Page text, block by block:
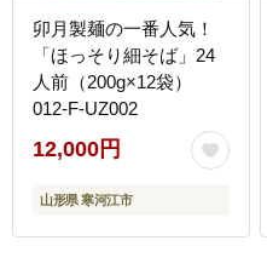
卯月製麺の一番人気！
「ほっそり細そば」24
人前（200g×12袋）
012-F-UZ002
12,000円
山形県 寒河江市